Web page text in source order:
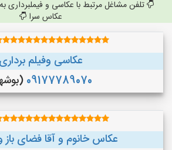
تلفن مشاغل مرتبط با عکاسی و فیملبرداری
عکاس سرا
عکاسی وفیلم برداری
09177789070
عکاس خانوم و آقا فضای باز